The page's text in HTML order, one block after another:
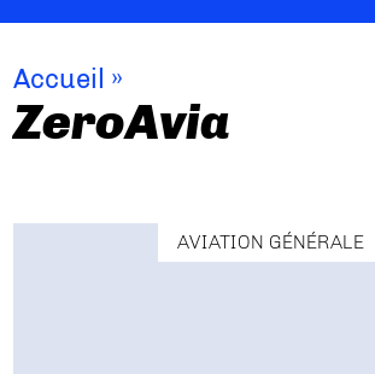
Accueil »
ZeroAvia
AVIATION GÉNÉRALE